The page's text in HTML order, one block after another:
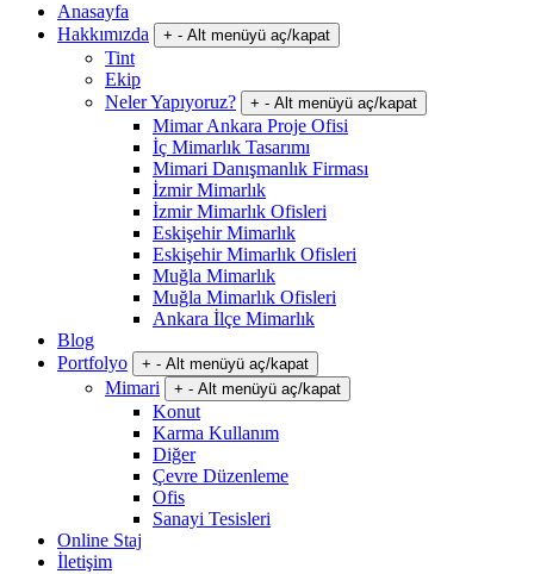
Anasayfa
Hakkımızda
+ - Alt menüyü aç/kapat
Tint
Ekip
Neler Yapıyoruz?
+ - Alt menüyü aç/kapat
Mimar Ankara Proje Ofisi
İç Mimarlık Tasarımı
Mimari Danışmanlık Firması
İzmir Mimarlık
İzmir Mimarlık Ofisleri
Eskişehir Mimarlık
Eskişehir Mimarlık Ofisleri
Muğla Mimarlık
Muğla Mimarlık Ofisleri
Ankara İlçe Mimarlık
Blog
Portfolyo
+ - Alt menüyü aç/kapat
Mimari + - Alt menüyü aç/kapat
Konut
Karma Kullanım
Diğer
Çevre Düzenleme
Ofis
Sanayi Tesisleri
Online Staj
İletişim